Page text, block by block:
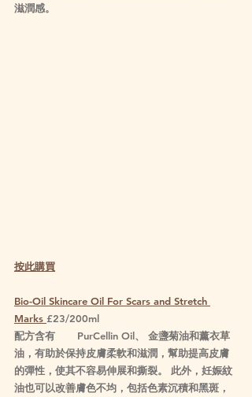
滋潤感。
按此購買
Bio-Oil Skincare Oil For Scars and Stretch
Marks £23/200ml
配方含有	PurCellin Oil、 金盞菊油和薰衣草
油，有助於保持皮膚柔軟和滋潤，幫助提高皮膚
的彈性，使其不容易伸展和撕裂。 此外，妊娠紋
油也可以改善膚色不均，包括色素沉積和黑斑，